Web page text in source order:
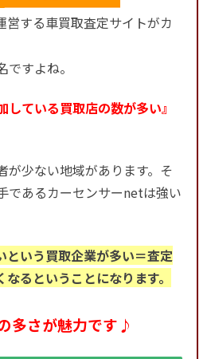
営する車買取査定サイトがカ
すよね。
している買取店の数が多い』
が少ない地域があります。そ
であるカーセンサーnetは強い
という買取企業が多い＝査定
なるということになります。
多さが魅力です♪